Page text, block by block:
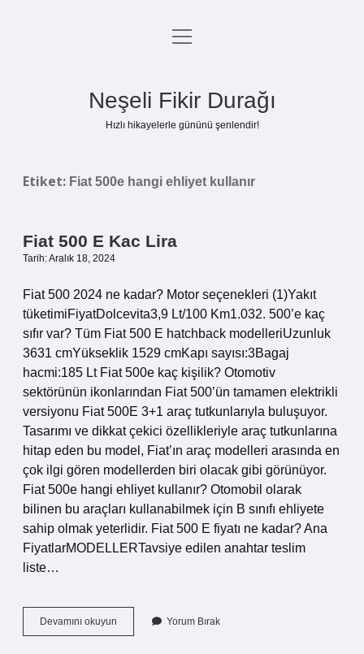
Anasayfa
menüyü
Neşeli Fikir Durağı
Hızlı hikayelerle gününü şenlendir!
Etiket: Fiat 500e hangi ehliyet kullanır
Fiat 500 E Kac Lira
Tarih: Aralık 18, 2024
Fiat 500 2024 ne kadar? Motor seçenekleri (1)Yakıt
tüketimiFiyatDolcevita3,9 Lt/100 Km1.032. 500’e kaç
sıfır var? Tüm Fiat 500 E hatchback modelleriUzunluk
3631 cmYükseklik 1529 cmKapı sayısı:3Bagaj
hacmi:185 Lt Fiat 500e kaç kişilik? Otomotiv
sektörünün ikonlarından Fiat 500’ün tamamen elektrikli
versiyonu Fiat 500E 3+1 araç tutkunlarıyla buluşuyor.
Tasarımı ve dikkat çekici özellikleriyle araç tutkunlarına
hitap eden bu model, Fiat’ın araç modelleri arasında en
çok ilgi gören modellerden biri olacak gibi görünüyor.
Fiat 500e hangi ehliyet kullanır? Otomobil olarak
bilinen bu araçları kullanabilmek için B sınıfı ehliyete
sahip olmak yeterlidir. Fiat 500 E fiyatı ne kadar? Ana
FiyatlarMODELLERTavsiye edilen anahtar teslim
liste…
Devamını okuyun
500
Yorum Bırak